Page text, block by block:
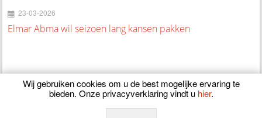
23-03-2026
Elmar Abma wil seizoen lang kansen pakken
Wij gebruiken cookies om u de best mogelijke ervaring te
bieden. Onze privacyverklaring vindt u hier.